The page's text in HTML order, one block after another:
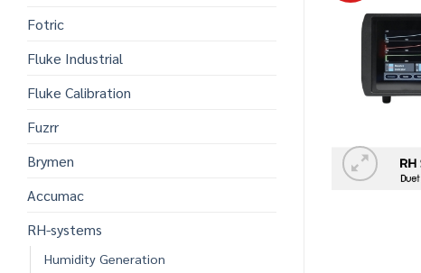
Fotric
Fluke Industrial
Fluke Calibration
Fuzrr
Brymen
Accumac
RH-systems
Humidity Generation